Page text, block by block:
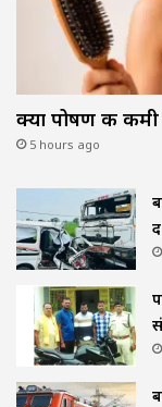
क्या पोषण की
5 hours ago